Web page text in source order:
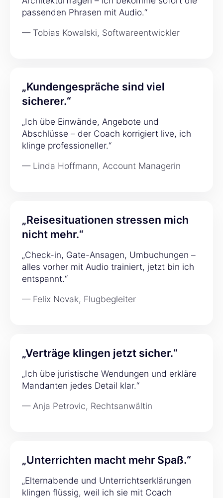
passenden Phrasen mit Audio.“
— Tobias Kowalski, Softwareentwickler
„Kundengespräche sind viel
sicherer.“
„Ich übe Einwände, Angebote und
Abschlüsse – der Coach korrigiert live, ich
klinge professioneller.“
— Linda Hoffmann, Account Managerin
„Reisesituationen stressen mich
nicht mehr.“
„Check-in, Gate-Ansagen, Umbuchungen –
alles vorher mit Audio trainiert, jetzt bin ich
entspannt.“
— Felix Novak, Flugbegleiter
„Verträge klingen jetzt sicher.“
„Ich übe juristische Wendungen und erkläre
Mandanten jedes Detail klar.“
— Anja Petrovic, Rechtsanwältin
„Unterrichten macht mehr Spaß.“
„Elternabende und Unterrichtserklärungen
klingen flüssig, weil ich sie mit Coach